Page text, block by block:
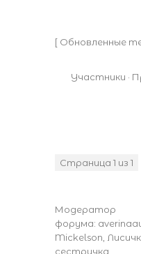
[ Обновленные
Участники ·
Страница 1 из 1
Модератор
форума:
Mickelson
сестричка